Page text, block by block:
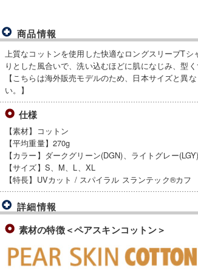
商品情報
上質なコットンを使用した快適なロングスリーブT
りとした風合いで、洗い込むほどに肌になじみ、型
【こちらは海外販売モデルのため、日本サイズと異
い。】
仕様
【素材】コットン
【平均重量】270g
【カラー】ダークグリーン(DGN)、ライトグレー(LGY)
【サイズ】S、M、L、XL
【特長】UVカット / スパイラル スランテック®カフ
詳細情報
素材の特徴＜ペアスキンコットン＞